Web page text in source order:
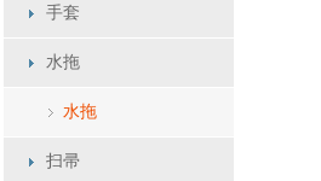
手套
水拖
水拖
扫帚